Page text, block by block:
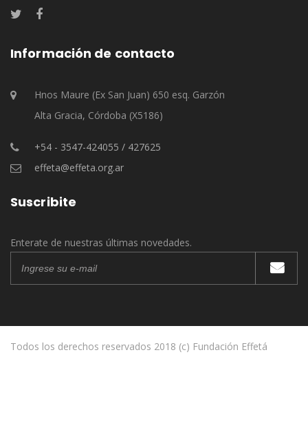
Información de contacto
Hnos Maure (Ex San Juan) 650 esq. Garzón
Alta Gracia, Córdoba (X5186)
+54 - 3547-424055 / 427625
effeta@effeta.org.ar
Suscribite
Enterate de nuestras últimas novedades.
Todos los derechos reservados 2018 (c) Fundación Effetá